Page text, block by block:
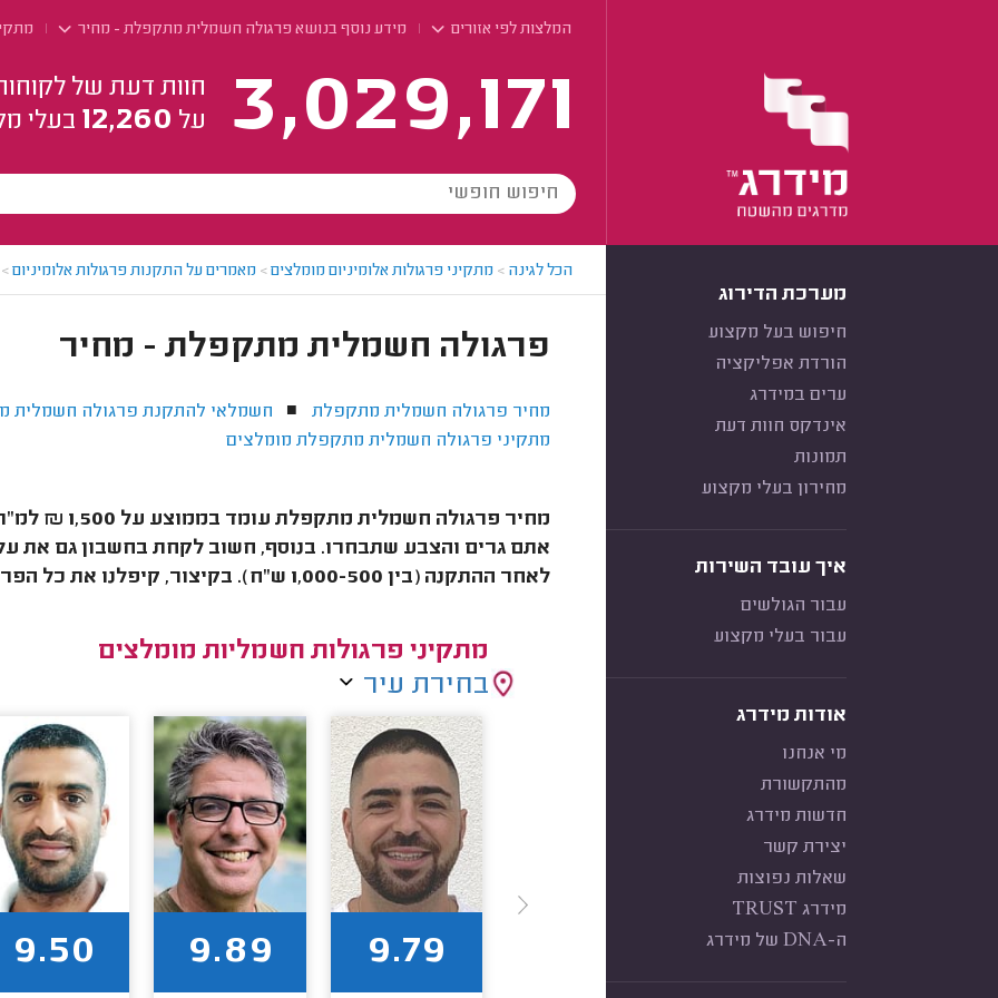
המלצות לפי אזורים מידע נוסף בנושא פרגולה חשמלית מתקפלת - מחיר
3,029,171
חוות דעת של
על 12,260 בעלי
מערכת הדירוג
חיפוש בעל מקצוע
הורדת אפליקציה
ערים במידרג
אינדקס חוות דעת
תמונות
מחירון בעלי מקצוע
איך עובד השירות
עבור הגולשים
עבור בעלי מקצוע
אודות מידרג
מי אנחנו
מהתקשורת
חדשות מידרג
יצירת קשר
שאלות נפוצות
מידרג TRUST
ה-DNA של מידרג
הכל לגינה > מתקיני פרגולות אלומיניום מומלצים> מאמרים על התקנות פרגולות אלומיניום>
פרגולה חשמלית מתקפלת - מחיר
מחיר פרגולה חשמלית מתקפלת ■ חשמלאי להתקנת פרגולה חשמלית
מתקיני פרגולה חשמלית מתקפלת מומלצים
מחיר
אתם גרים והצבע שתבחרו. בנוסף, חשוב לקחת בחשבון גם את
לאחר ההתקנה (בין 1,000-500 ש"ח). בקיצור, קיפלנו את כל הפרטים על מחיר פרגולה חשמלית מתקפלת בדף הבא
מתקיני פרגולות חשמליות מומלצים
בחירת עיר
9.79
9.89
9.50